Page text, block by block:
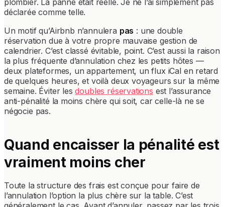
déclarée comme telle.
Un motif qu’Airbnb n’annulera pas : une double
réservation due à votre propre mauvaise gestion de
calendrier. C’est classé évitable, point. C’est aussi la raison
la plus fréquente d’annulation chez les petits hôtes —
deux plateformes, un appartement, un flux iCal en retard
de quelques heures, et voilà deux voyageurs sur la même
semaine. Éviter lesdoubles réservations est l’assurance
anti-pénalité la moins chère qui soit, car celle-là ne se
négocie pas.
Quand encaisser la pénalité est
vraiment moins cher
Toute la structure des frais est conçue pour faire de
l’annulation l’option la plus chère sur la table. C’est